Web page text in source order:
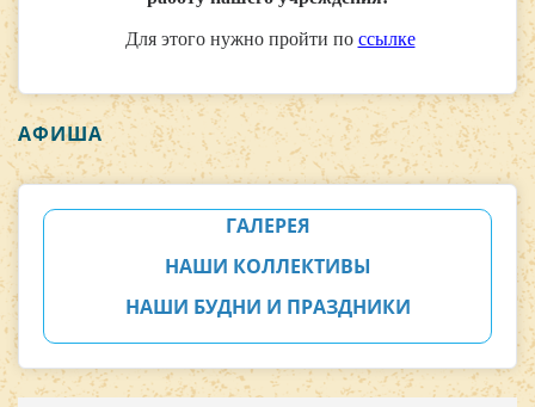
Для этого нужно пройти по ссылке
АФИША
ГАЛЕРЕЯ
НАШИ КОЛЛЕКТИВЫ
НАШИ БУДНИ И ПРАЗДНИКИ